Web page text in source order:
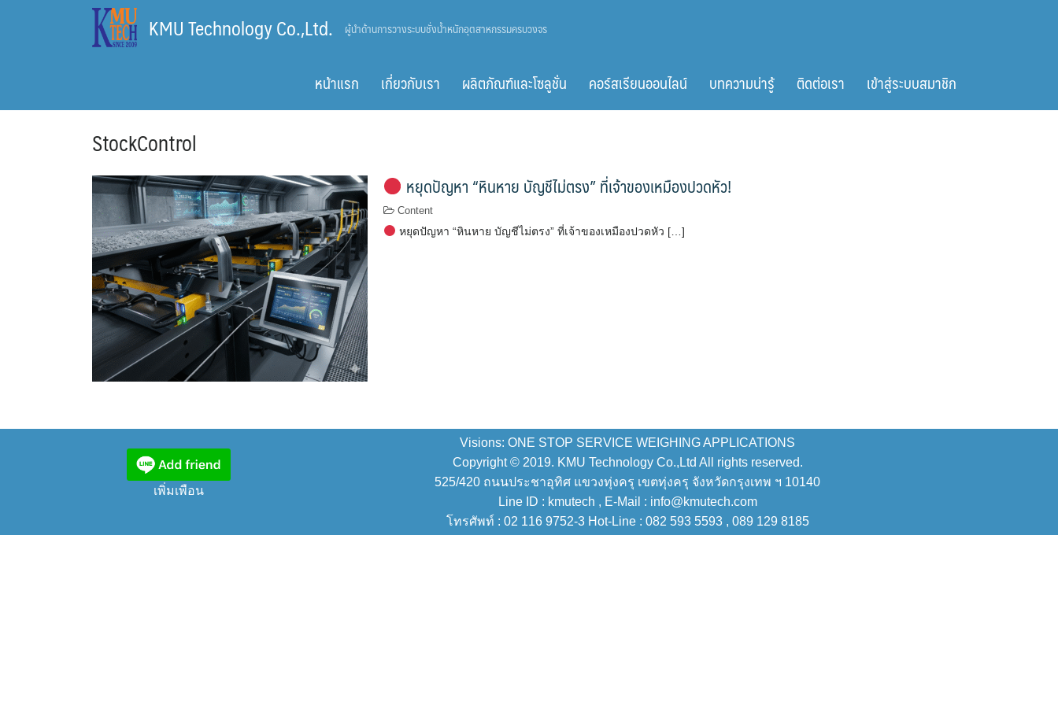
KMU Technology Co.,Ltd. ผู้นำด้านการวางระบบชั่งน้ำหนักอุตสาหกรรมครบวงจร
หน้าแรก เกี่ยวกับเรา ผลิตภัณฑ์และโซลูชั่น คอร์สเรียนออนไลน์ บทความน่ารู้ ติดต่อเรา เข้าสู่ระบบสมาชิก
StockControl
หยุดปัญหา “หินหาย บัญชีไม่ตรง” ที่เจ้าของเหมืองปวดหัว!
Content
หยุดปัญหา “หินหาย บัญชีไม่ตรง” ที่เจ้าของเหมืองปวดหัว […]
เพิ่มเพือน
Visions: ONE STOP SERVICE WEIGHING APPLICATIONS
Copyright © 2019. KMU Technology Co.,Ltd All rights reserved.
525/420 ถนนประชาอุทิศ แขวงทุ่งครุ เขตทุ่งครุ จังหวัดกรุงเทพ ฯ 10140
Line ID : kmutech , E-Mail : info@kmutech.com
โทรศัพท์ : 02 116 9752-3 Hot-Line : 082 593 5593 , 089 129 8185